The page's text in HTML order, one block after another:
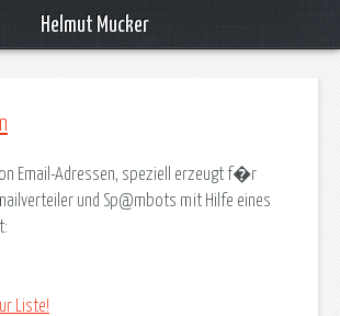
Email-Adressen, speziell erzeugt f�r
und Sp@mbots mit Hilfe eines
Liste!
Helmut Mucker